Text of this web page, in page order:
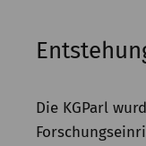
English
Aktuelles
Die KGParl